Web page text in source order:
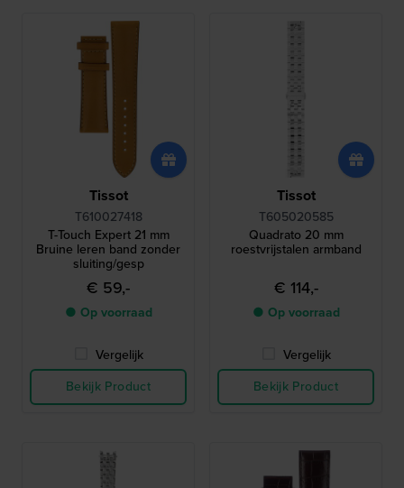
Tissot
T610027418
T-Touch Expert 21 mm
Bruine leren band zonder
sluiting/gesp
€ 59,-
● Op voorraad
Vergelijk
Bekijk Product
Tissot
T605020585
Quadrato 20 mm
roestvrijstalen armband
€ 114,-
● Op voorraad
Vergelijk
Bekijk Product